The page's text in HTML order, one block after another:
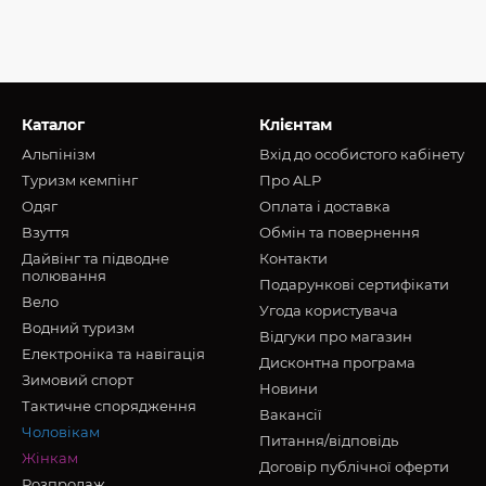
Каталог
Альпінізм
Туризм кемпінг
Oдяг
Взуття
Дайвінг та підводне
полювання
Вело
Водний туризм
Електроніка та навігація
Зимовий спорт
Тактичне спорядження
Чоловікам
Жінкам
Клієнтам
Вхід до особистого кабінету
Про ALP
Оплата і доставка
Обмін та повернення
Контакти
Подарункові сертифікати
Угода користувача
Відгуки про магазин
Дисконтна програма
Новини
Вакансії
Питання/відповідь
Договір публічної оферти